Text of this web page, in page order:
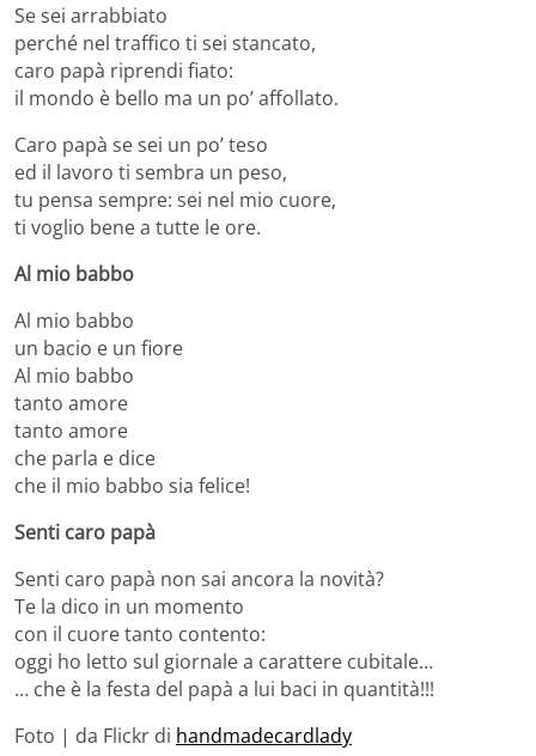
Se sei arrabbiato
perché nel traffico ti sei stancato,
caro papà riprendi fiato:
il mondo è bello ma un po’ affollato.
Caro papà se sei un po’ teso
ed il lavoro ti sembra un peso,
tu pensa sempre: sei nel mio cuore,
ti voglio bene a tutte le ore.
Al mio babbo
Al mio babbo
un bacio e un fiore
Al mio babbo
tanto amore
tanto amore
che parla e dice
che il mio babbo sia felice!
Senti caro papà
Senti caro papà non sai ancora la novità?
Te la dico in un momento
con il cuore tanto contento:
oggi ho letto sul giornale a carattere cubitale…
… che è la festa del papà a lui baci in quantità!!!
Foto | da Flickr di handmadecardlady